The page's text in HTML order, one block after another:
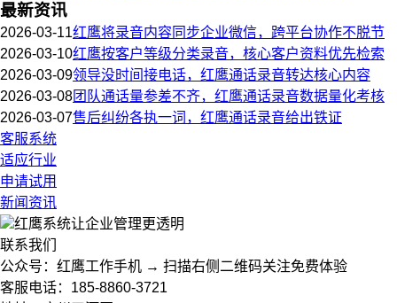
最新资讯
2026-03-11红鹰将录音内容同步企业微信，跨平台协作不脱节
2026-03-10红鹰按客户等级分类录音，核心客户资料优先检索
2026-03-09领导没时间接电话，红鹰通话录音转达核心内容
2026-03-08团队通话量参差不齐，红鹰通话录音数据量化考核
2026-03-07售后纠纷各执一词，红鹰通话录音给出铁证
客服系统
适应行业
申请试用
新闻资讯
红鹰系统让企业管理更透明
联系我们
公众号：红鹰工作手机 → 扫描右侧二维码关注免费体验
客服电话：185-8860-3721